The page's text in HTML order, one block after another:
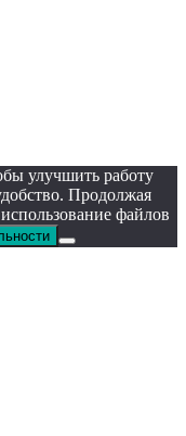
улучшить работу
Продолжая
файлов